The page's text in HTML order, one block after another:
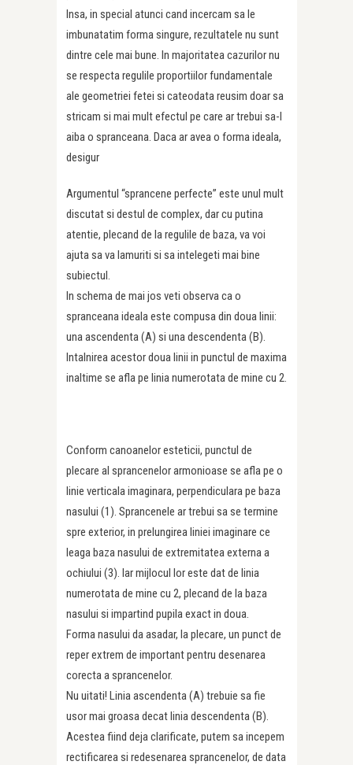
Insa, in special atunci cand incercam sa le
imbunatatim forma singure, rezultatele nu sunt
dintre cele mai bune. In majoritatea cazurilor nu
se respecta regulile proportiilor fundamentale
ale geometriei fetei si cateodata reusim doar sa
stricam si mai mult efectul pe care ar trebui sa-l
aiba o spranceana. Daca ar avea o forma ideala,
desigur
Argumentul “sprancene perfecte” este unul mult
discutat si destul de complex, dar cu putina
atentie, plecand de la regulile de baza, va voi
ajuta sa va lamuriti si sa intelegeti mai bine
subiectul.
In schema de mai jos veti observa ca o
spranceana ideala este compusa din doua linii:
una ascendenta (A) si una descendenta (B).
Intalnirea acestor doua linii in punctul de maxima
inaltime se afla pe linia numerotata de mine cu 2.
Conform canoanelor esteticii, punctul de
plecare al sprancenelor armonioase se afla pe o
linie verticala imaginara, perpendiculara pe baza
nasului (1). Sprancenele ar trebui sa se termine
spre exterior, in prelungirea liniei imaginare ce
leaga baza nasului de extremitatea externa a
ochiului (3). Iar mijlocul lor este dat de linia
numerotata de mine cu 2, plecand de la baza
nasului si impartind pupila exact in doua.
Forma nasului da asadar, la plecare, un punct de
reper extrem de important pentru desenarea
corecta a sprancenelor.
Nu uitati! Linia ascendenta (A) trebuie sa fie
usor mai groasa decat linia descendenta (B).
Acestea fiind deja clarificate, putem sa incepem
rectificarea si redesenarea sprancenelor, de data